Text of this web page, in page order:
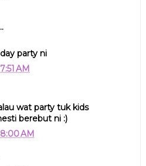
party ni
AM
wat party tuk kids
berebut ni :)
AM